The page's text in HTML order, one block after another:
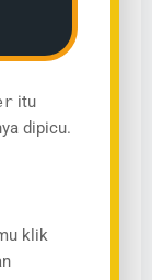
itu
dipicu.
klik